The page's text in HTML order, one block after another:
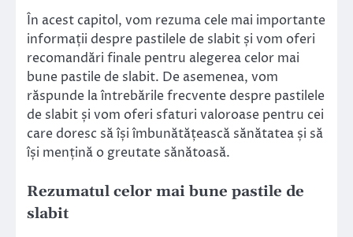
În acest capitol, vom rezuma cele mai importante
informații despre pastilele de slabit și vom oferi
recomandări finale pentru alegerea celor mai
bune pastile de slabit. De asemenea, vom
răspunde la întrebările frecvente despre pastilele
de slabit și vom oferi sfaturi valoroase pentru cei
care doresc să își îmbunătățească sănătatea și să
își mențină o greutate sănătoasă.
Rezumatul celor mai bune pastile de
slabit